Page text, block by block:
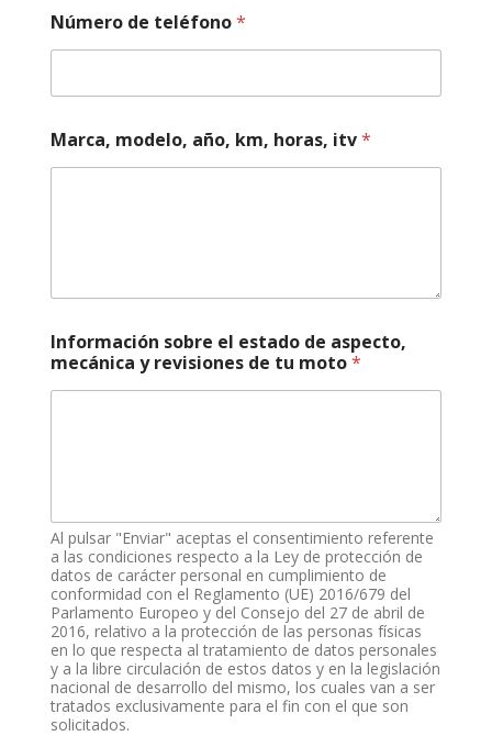
h
o
r
s
N
Número de teléfono*
Marca, modelo, año, km, horas, itv*
Información sobre el estado de aspecto,
mecánica y revisiones de tu moto*
Al pulsar "Enviar" aceptas el consentimiento referente
a las condiciones respecto a la Ley de protección de
datos de carácter personal en cumplimiento de
conformidad con el Reglamento (UE) 2016/679 del
Parlamento Europeo y del Consejo del 27 de abril de
2016, relativo a la protección de las personas físicas
en lo que respecta al tratamiento de datos personales
y a la libre circulación de estos datos y en la legislación
nacional de desarrollo del mismo, los cuales van a ser
tratados exclusivamente para el fin con el que son
solicitados.